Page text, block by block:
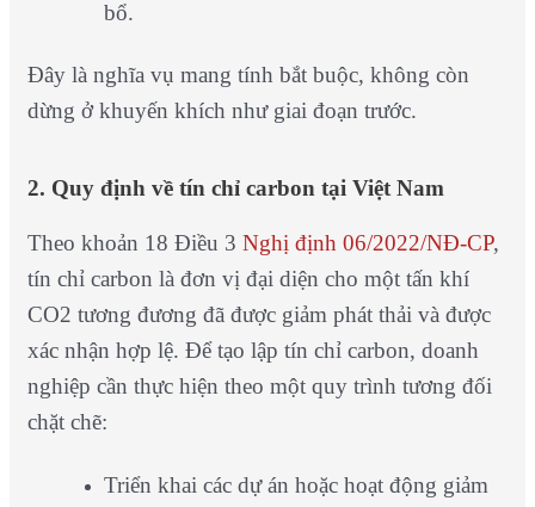
bổ.
Đây là nghĩa vụ mang tính bắt buộc, không còn
dừng ở khuyến khích như giai đoạn trước.
2. Quy định về tín chỉ carbon tại Việt Nam
Theo khoản 18 Điều 3 Nghị định 06/2022/NĐ-CP,
tín chỉ carbon là đơn vị đại diện cho một tấn khí
CO2 tương đương đã được giảm phát thải và được
xác nhận hợp lệ. Để tạo lập tín chỉ carbon, doanh
nghiệp cần thực hiện theo một quy trình tương đối
chặt chẽ:
Triển khai các dự án hoặc hoạt động giảm